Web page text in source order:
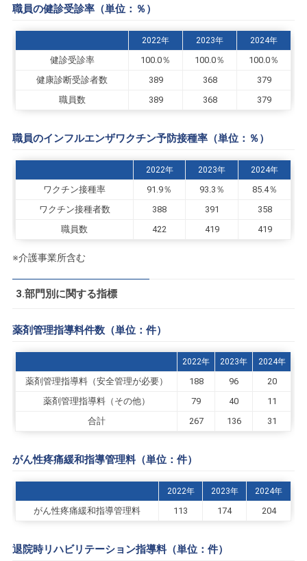
職員の健診受診率（単位：％）
2022年 2023年 2024年
健診受診率 100.0％ 100.0％
100.0％
健康診断受診者数
389 368
379
職員数
389 368 379
職員のインフルエンザワクチン予防接種率（単位：％）
2022年 2023年 2024年
ワクチン接種率 91.9％ 93.3％
85.4％
ワクチン接種者数
388 391
358
職員数
422 419 419
※介護事業所含む
3.部門別に関する指標
薬剤管理指導料件数（単位：件）
2022年 2023年 2024年
薬剤管理指導料（安全管理が必要） 188 96
20
薬剤管理指導料（その他）
79 40
11
合計
267 136 31
がん性疼痛緩和指導管理料（単位：件）
2022年 2023年 2024年
がん性疼痛緩和指導管理料 113 174 204
退院時リハビリテーション指導料（単位：件）